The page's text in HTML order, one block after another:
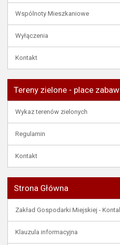
Wspólnoty Mieszkaniowe
Wyłączenia
Kontakt
Tereny zielone - place zabaw
Wykaz terenów zielonych
Regulamin
Kontakt
Strona Główna
Zakład Gospodarki Miejskiej -
Klauzula informacyjna